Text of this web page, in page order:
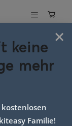
×
keine
mehr
Familie!